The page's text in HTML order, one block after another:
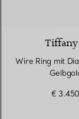
Tiffany
Wire Ring mit
€ 3.450